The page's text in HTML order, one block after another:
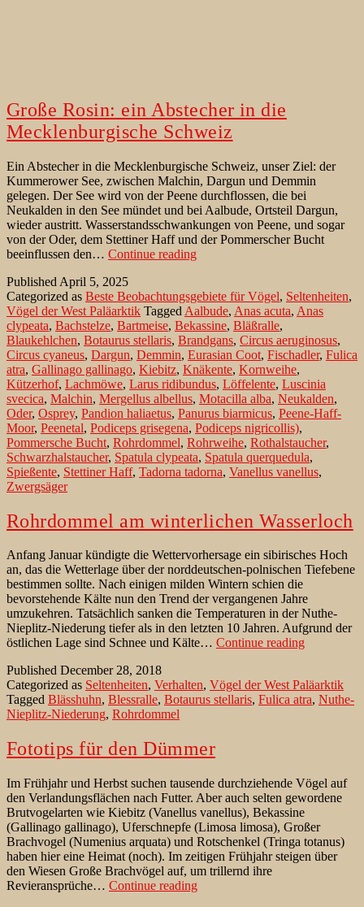
Große Rosin: ein Abstecher in die
Mecklenburgische Schweiz
Ein Abstecher in die Mecklenburgische Schweiz, unser Ziel: der
Kummerower See, zwischen Malchin, Dargun und Demmin
gelegen. Der See wird von der Peene durchflossen, die bei
Neukalden in den See mündet und bei Aalbude, Ortsteil Dargun,
wieder austritt. Wasserstandsschwankungen von Peene, und sogar
von der Oder, dem Stettiner Haff und der Pommerscher Bucht
beeinflussen den… Continue readingGroße
Abstecher
in
die
Mecklenburgische
Schweiz
Published April 5, 2025
Categorized as Beste Beobachtungsgebiete für Vögel, Seltenheiten,
Vögel der West Paläarktik Tagged Aalbude, Anas acuta, Anas
clypeata, Bachstelze, Bartmeise, Bekassine, Bläßralle,
Blaukehlchen, Botaurus stellaris, Brandgans, Circus aeruginosus,
Circus cyaneus, Dargun, Demmin, Eurasian Coot, Fischadler, Fulica
atra, Gallinago gallinago, Kiebitz, Knäkente, Kornweihe,
Kützerhof, Lachmöwe, Larus ridibundus, Löffelente, Luscinia
svecica, Malchin, Mergellus albellus, Motacilla alba, Neukalden,
Oder, Osprey, Pandion haliaetus, Panurus biarmicus, Peene-Haff-
Moor, Peenetal, Podiceps grisegena, Podiceps nigricollis),
Pommersche Bucht, Rohrdommel, Rohrweihe, Rothalstaucher,
Schwarzhalstaucher, Spatula clypeata, Spatula querquedula,
Spießente, Stettiner Haff, Tadorna tadorna, Vanellus vanellus,
Zwergsäger
Rohrdommel am winterlichen Wasserloch
Anfang Januar kündigte die Wettervorhersage ein sibirisches Hoch
an, das die Wetterlage über der norddeutschen-polnischen Tiefebene
bestimmen sollte. Nach einigen milden Wintern schien die
bevorstehende Kälte nun den Trend der vergangenen Jahre
umzukehren. Tatsächlich sanken die Temperaturen in der Nuthe-
Nieplitz-Niederung tiefer als in den letzten 10 Jahren. Aufgrund der
östlichen Lage sind Schnee und Kälte… Continue reading
Wasserloch
Published December 28, 2018
Categorized as Seltenheiten, Verhalten, Vögel der West Paläarktik
Tagged Blässhuhn, Blessralle, Botaurus stellaris, Fulica atra, Nuthe-
Nieplitz-Niederung, Rohrdommel
Fototips für den Dümmer
Im Frühjahr und Herbst suchen tausende durchziehende Vögel auf
den Verlandungsflächen nach Futter. Aber auch selten gewordene
Brutvogelarten wie Kiebitz (Vanellus vanellus), Bekassine
(Gallinago gallinago), Uferschnepfe (Limosa limosa), Großer
Brachvogel (Numenius arquata) und Rotschenkel (Tringa totanus)
haben hier eine Heimat (noch). Im zeitigen Frühjahr steigen über
den Wiesen Große Brachvögel auf, um trillernd ihre
Revieransprüche… Continue readingFototips